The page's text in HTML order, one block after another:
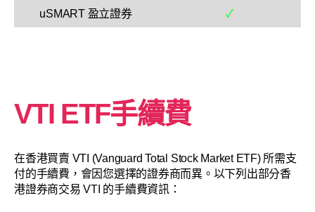
uSMART 盈立證券 ✓
VTI ETF手續費
在香港買賣 VTI (Vanguard Total Stock Market ETF) 所需支
付的手續費，會因您選擇的證券商而異。以下列出部分香
港證券商交易 VTI 的手續費資訊：